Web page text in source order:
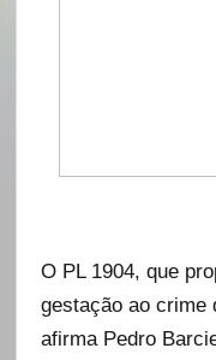
O PL 1904, que
gestação ao crime
afirma Pedro